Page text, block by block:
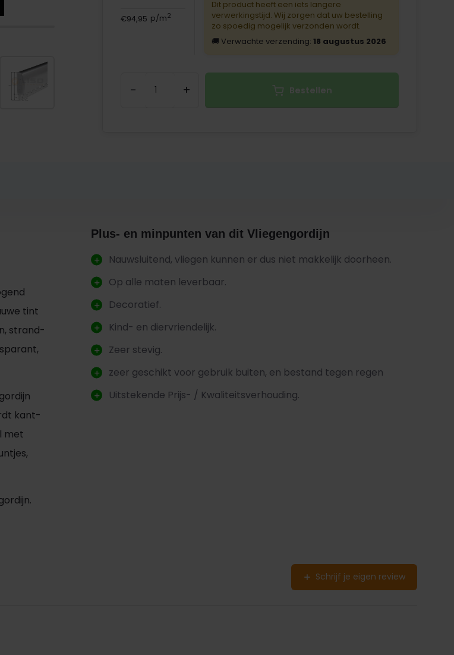
€94,95 p/m2
Dit product heeft een iets langere
verwerkingstijd. Wij zorgen dat uw bestelling
zo spoedig mogelijk verzonden wordt.
🚚 Verwachte verzending: 18 augustus 2026
- + Bestellen
tint
strand-
kant-
met
Plus- en minpunten van dit Vliegengordijn
Nauwsluitend, vliegen kunnen er dus niet makkelijk doorheen.
Op alle maten leverbaar.
Decoratief.
Kind- en diervriendelijk.
Zeer stevig.
zeer geschikt voor gebruik buiten, en bestand tegen regen
Uitstekende Prijs- / Kwaliteitsverhouding.
Schrijf je eigen review